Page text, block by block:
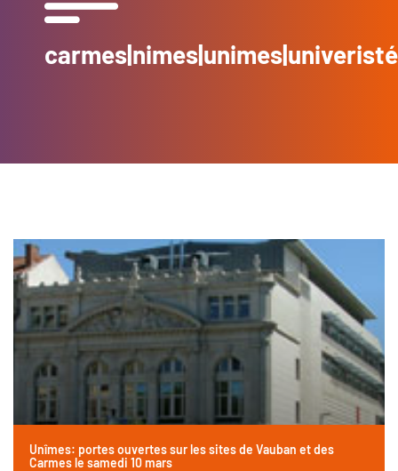
Unîmes: portes ouvertes sur les sites de Vauban et des
Carmes le samedi 10 mars